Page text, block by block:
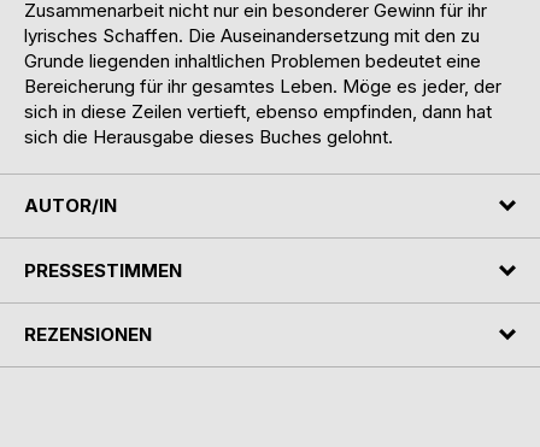
Zusammenarbeit nicht nur ein besonderer Gewinn für ihr
lyrisches Schaffen. Die Auseinandersetzung mit den zu
Grunde liegenden inhaltlichen Problemen bedeutet eine
Bereicherung für ihr gesamtes Leben. Möge es jeder, der
sich in diese Zeilen vertieft, ebenso empfinden, dann hat
sich die Herausgabe dieses Buches gelohnt.
AUTOR/IN
PRESSESTIMMEN
REZENSIONEN